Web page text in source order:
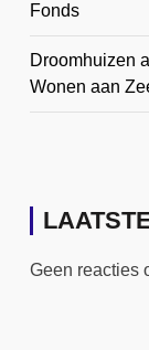
Fonds
Droomhuizen
Wonen aan
Geen reacties